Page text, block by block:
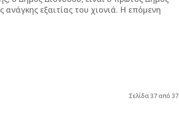
εξαιτίας του χιονιά. Η επόμενη
Σελίδα 37 από 37